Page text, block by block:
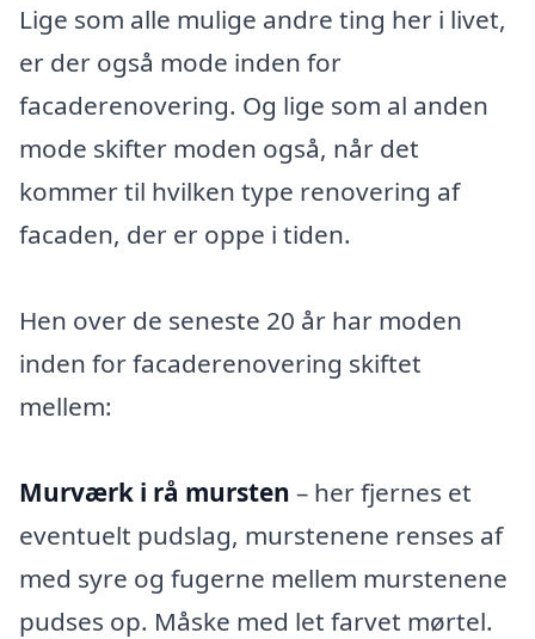
Lige som alle mulige andre ting her i livet,
er der også mode inden for
facaderenovering. Og lige som al anden
mode skifter moden også, når det
kommer til hvilken type renovering af
facaden, der er oppe i tiden.
Hen over de seneste 20 år har moden
inden for facaderenovering skiftet
mellem:
Murværk i rå mursten – her fjernes et
eventuelt pudslag, murstenene renses af
med syre og fugerne mellem murstenene
pudses op. Måske med let farvet mørtel.